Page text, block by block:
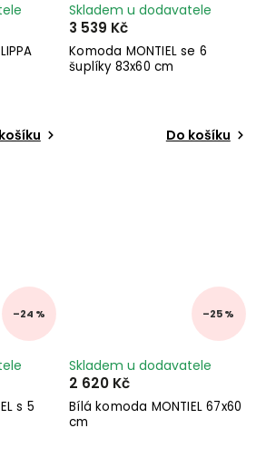
Komoda MONTIEL se 6
šuplíky 83x60 cm
Skladem u dodavatele
3 539 Kč
Do košíku
–24 %
s 5
–25 %
Bílá komoda MONTIEL 67x60
cm
Skladem u dodavatele
2 620 Kč